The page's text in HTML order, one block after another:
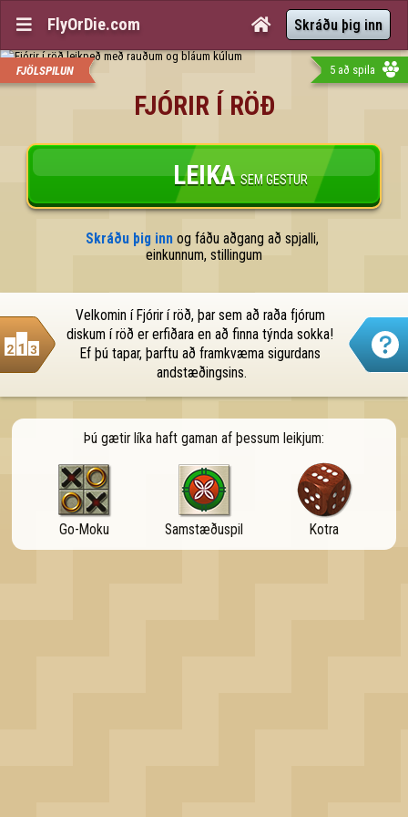
 FlyOrDie.com  Skráðu þig inn
FJÖLSPILUN 5 að spila
FJÓRIR Í RÖÐ
LEIKA SEM GESTUR
Skráðu þig inn og fáðu aðgang að spjalli,
einkunnum, stillingum
Velkomin í Fjórir í röð, þar sem að raða fjórum
diskum í röð er erfiðara en að finna týnda sokka!
Ef þú tapar, þarftu að framkvæma sigurdans
andstæðingsins.
Þú gætir líka haft gaman af þessum leikjum:
Go-Moku Samstæðuspil Kotra
OK